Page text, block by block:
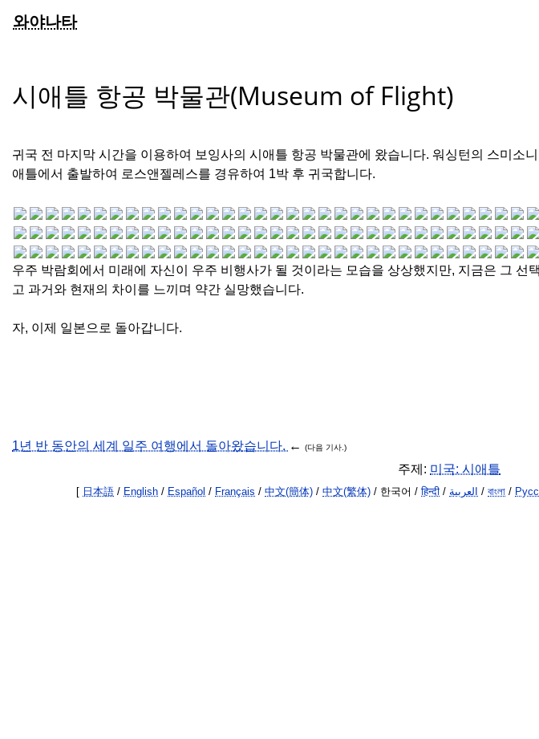
와야나타
시애틀 항공 박물관(Museum of Flight)
귀국 전 마지막 시간을 이용하여 보잉사의 시애틀 항공 박물관에 왔습니다. 워싱턴의 스미소
애틀에서 출발하여 로스앤젤레스를 경유하여 1박 후 귀국합니다.
우주 박람회에서 미래에 자신이 우주 비행사가 될 것이라는 모습을 상상했지만, 지금은 그
고 과거와 현재의 차이를 느끼며 약간 실망했습니다.
자, 이제 일본으로 돌아갑니다.
1년 반 동안의 세계 일주 여행에서 돌아왔습니다. ← (다음 기사.)
주제: 미국: 시애틀
[ 日本語 / English / Español / Français / 中文(簡体) / 中文(繁体) / 한국어 /हिन्दी / العربية / বাংলা /